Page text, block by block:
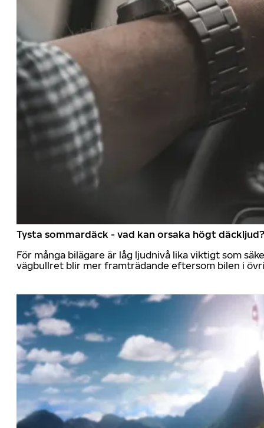
Tysta sommardäck - vad kan orsaka högt däckljud?
För många bilägare är låg ljudnivå lika viktigt som
vägbullret blir mer framträdande eftersom bilen i